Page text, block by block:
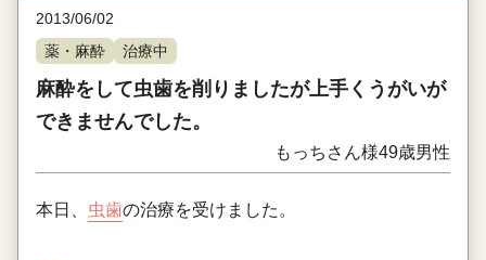
2013/06/02
薬・麻酔
治療中
麻酔をして虫歯を削りましたが上手くうがいが
できませんでした。
もっちさん様49歳男性
本日、 虫歯の治療を受けました。